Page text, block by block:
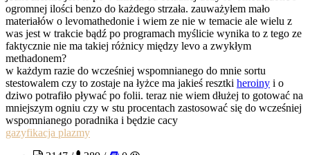
ogromnej ilości benzo do każdego strzała. zauważyłem mało
materiałów o levomathedonie i wiem ze nie w temacie ale wielu z
was jest w trakcie bądź po programach myślicie wynika to z tego ze
faktycznie nie ma takiej różnicy między levo a zwykłym
methadonem?
w każdym razie do wcześniej wspomnianego do mnie sortu
stestowalem czy to zostaje na łyżce ma jakieś resztki heroiny i o
dziwo potrafiło pływać po folii. teraz nie wiem dłużej to gotować na
mniejszym ogniu czy w stu procentach zastosować się do wcześniej
wspomnianego poradnika i będzie cacy
gazyfikacja plazmy